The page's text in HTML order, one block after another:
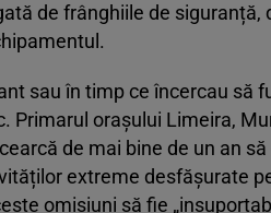
de frânghiile de siguranță,
sau în timp ce încercau să
Primarul orașului Limeira,
de mai bine de un an
extreme desfășurate
omisiuni să fie